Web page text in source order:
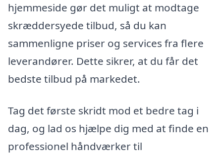
hjemmeside gør det muligt at modtage
skræddersyede tilbud, så du kan
sammenligne priser og services fra flere
leverandører. Dette sikrer, at du får det
bedste tilbud på markedet.
Tag det første skridt mod et bedre tag i
dag, og lad os hjælpe dig med at finde en
professionel håndværker til